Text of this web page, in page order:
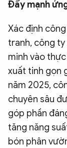
Đẩy mạnh
Xác định
tranh, công
minh vào
xuất tinh gọn
năm 2025,
chuyên sâu
góp phần
tăng năng
bón phân